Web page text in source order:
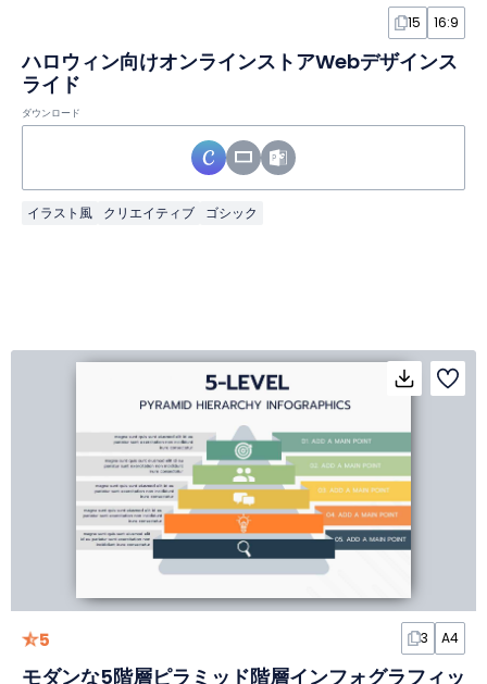
15 16:9
ハロウィン向けオンラインストアWebデザインス
ライド
ダウンロード
イラスト風 クリエイティブ ゴシック
5 3 A4
モダンな5階層ピラミッド階層インフォグラフィッ